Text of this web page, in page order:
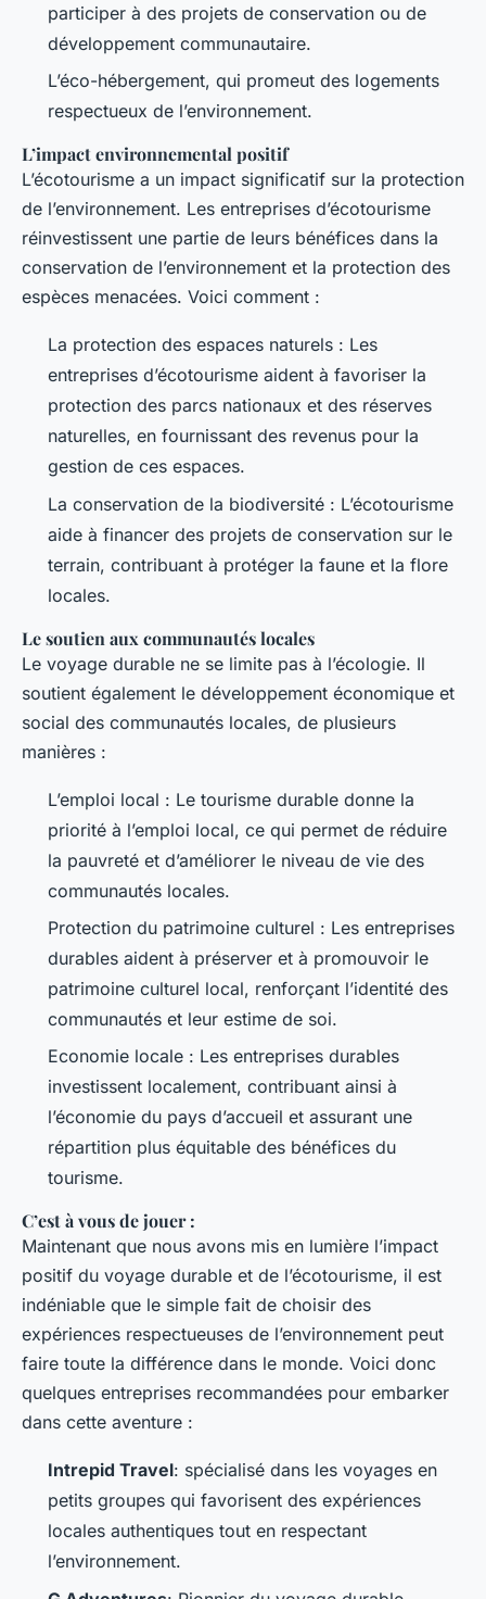
participer à des projets de conservation ou de
développement communautaire.
L’éco-hébergement, qui promeut des logements
respectueux de l’environnement.
L’impact environnemental positif
L’écotourisme a un impact significatif sur la protection
de l’environnement. Les entreprises d’écotourisme
réinvestissent une partie de leurs bénéfices dans la
conservation de l’environnement et la protection des
espèces menacées. Voici comment :
La protection des espaces naturels : Les
entreprises d’écotourisme aident à favoriser la
protection des parcs nationaux et des réserves
naturelles, en fournissant des revenus pour la
gestion de ces espaces.
La conservation de la biodiversité : L’écotourisme
aide à financer des projets de conservation sur le
terrain, contribuant à protéger la faune et la flore
locales.
Le soutien aux communautés locales
Le voyage durable ne se limite pas à l’écologie. Il
soutient également le développement économique et
social des communautés locales, de plusieurs
manières :
L’emploi local : Le tourisme durable donne la
priorité à l’emploi local, ce qui permet de réduire
la pauvreté et d’améliorer le niveau de vie des
communautés locales.
Protection du patrimoine culturel : Les entreprises
durables aident à préserver et à promouvoir le
patrimoine culturel local, renforçant l’identité des
communautés et leur estime de soi.
Economie locale : Les entreprises durables
investissent localement, contribuant ainsi à
l’économie du pays d’accueil et assurant une
répartition plus équitable des bénéfices du
tourisme.
C’est à vous de jouer :
Maintenant que nous avons mis en lumière l’impact
positif du voyage durable et de l’écotourisme, il est
indéniable que le simple fait de choisir des
expériences respectueuses de l’environnement peut
faire toute la différence dans le monde. Voici donc
quelques entreprises recommandées pour embarker
dans cette aventure :
Intrepid Travel: spécialisé dans les voyages en
petits groupes qui favorisent des expériences
locales authentiques tout en respectant
l’environnement.